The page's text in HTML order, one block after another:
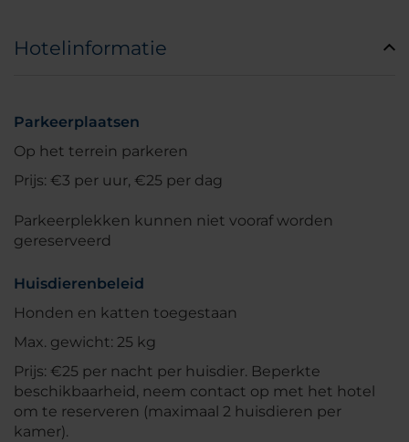
Hotelinformatie
Parkeerplaatsen
Op het terrein parkeren
Prijs: €3 per uur, €25 per dag
Parkeerplekken kunnen niet vooraf worden
gereserveerd
Huisdierenbeleid
Honden en katten toegestaan
Max. gewicht: 25 kg
Prijs: €25 per nacht per huisdier. Beperkte
beschikbaarheid, neem contact op met het hotel
om te reserveren (maximaal 2 huisdieren per
kamer).